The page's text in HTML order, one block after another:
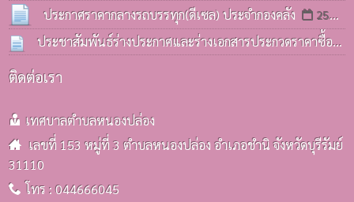
bidding)
08 ก.ค. 2569
ครั้งที่ 3 / 2569
06 ก.ค. 2569
ประกาศราคากลางรถบรรทุก(ดีเซล) ประจำกองคลัง
25
มิ.ย. 2569
ประชาสัมพันธ์ร่างประกาศและร่างเอกสารประกวดราคาซื้อ
รถบรรทุก(ดีเซล) ประจำกองคลังฯ
ติดต่อเรา
เทศบาลตำบลหนองปล่อง
เลขที่ 153 หมู่ที่ 3 ตำบลหนองปล่อง อำเภอชำนิ จังหวัดบุรีรัมย์
31110
โทร : 044666045